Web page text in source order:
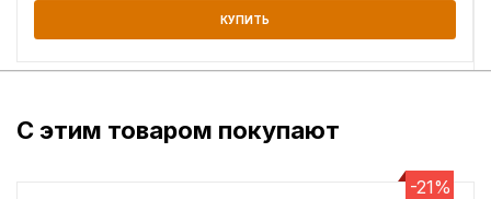
КУПИТЬ
С этим товаром покупают
-21%